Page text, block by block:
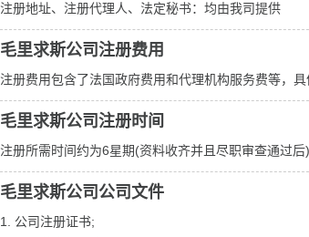
注册地址、注册代理人、法定秘书：均由我司提供
毛里求斯公司注册费用
注册费用包含了法国政府费用和代理机构服务费等，具
毛里求斯公司注册时间
注册所需时间约为6星期(资料收齐并且尽职审查通过后)
毛里求斯公司公司文件
1. 公司注册证书;